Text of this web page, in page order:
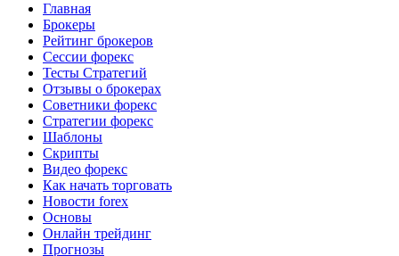
Главная
Брокеры
Рейтинг брокеров
Сессии форекс
Тесты Стратегий
Отзывы о брокерах
Советники форекс
Стратегии форекс
Шаблоны
Скрипты
Видео форекс
Как начать торговать
Новости forex
Основы
Онлайн трейдинг
Прогнозы